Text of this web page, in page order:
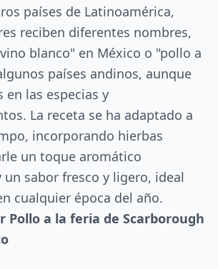
países de Latinoamérica,
reciben diferentes nombres,
blanco" en México o "pollo a
países andinos, aunque
en las especias y
La receta se ha adaptado a
incorporando hierbas
un toque aromático
sabor fresco y ligero, ideal
cualquier época del año.
Pollo a la feria de Scarborough